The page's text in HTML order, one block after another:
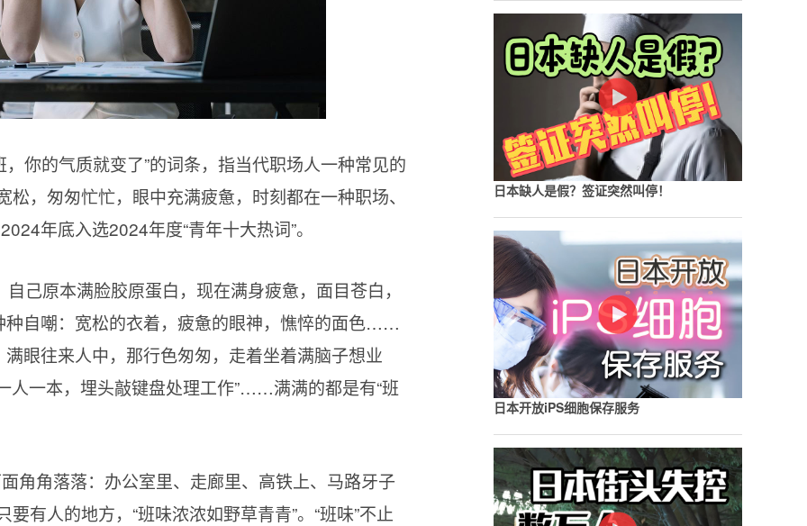
，你的气质就变了”的词条，指当代职场人一种常见的
，匆匆忙忙，眼中充满疲惫，时刻都在一种职场、
年底入选2024年度“青年十大热词”。
己原本满脸胶原蛋白，现在满身疲惫，面目苍白，
种自嘲：宽松的衣着，疲惫的眼神，憔悴的面色……
眼往来人中，那行色匆匆，走着坐着满脑子想业
人一本，埋头敲键盘处理工作”……满满的都是有“班
角角落落：办公室里、走廊里、高铁上、马路牙子
有人的地方，“班味浓浓如野草青青”。“班味”不止
日本缺人是假？签证突然叫停！
日本开放iPS细胞保存服务